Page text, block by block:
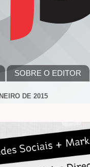
SOBRE O EDITOR
DE 2015